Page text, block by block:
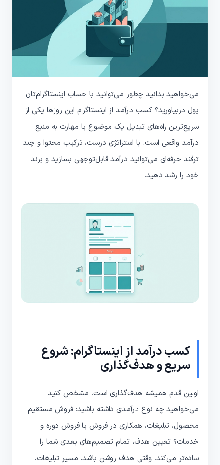
می‌خواهید بدانید چطور می‌توانید با حساب اینستاگرام‌تان
پول دربیاورید؟ کسب درآمد از اینستاگرام این روزها یکی از
سریع‌ترین راه‌های تبدیل یک موضوع یا مهارت به منبع
درآمد واقعی است. با استراتژی درست، ترکیب محتوا و چند
ترفند حرفه‌ای می‌توانید درآمد قابل‌توجهی بسازید و برند
خود را رشد دهید.
کسب درآمد از اینستاگرام: شروع
سریع و هدف‌گذاری
اولین قدم همیشه هدف‌گذاری است. مشخص کنید
می‌خواهید چه نوع درآمدی داشته باشید: فروش مستقیم
محصول، تبلیغات، همکاری در فروش یا فروش دوره و
خدمات؟ تعیین هدف، تمام تصمیم‌های بعدی شما را
ساده‌تر می‌کند. وقتی هدف روشن باشد، مسیر تبلیغات،